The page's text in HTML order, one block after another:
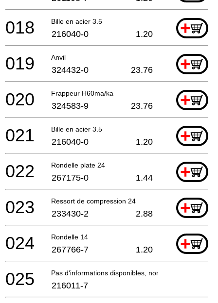
Bille en acier 3.5 +
018 216040-0 1.20
Anvil +
019 324432-0 23.76
Frappeur H60ma/ka +
020 324583-9 23.76
Bille en acier 3.5 +
021 216040-0 1.20
Rondelle plate 24 +
022 267175-0 1.44
Ressort de compression 24 +
023 233430-2 2.88
Rondelle 14 +
024 267766-7 1.20
Pas d'informations disponibles, non commandable
025 216011-7